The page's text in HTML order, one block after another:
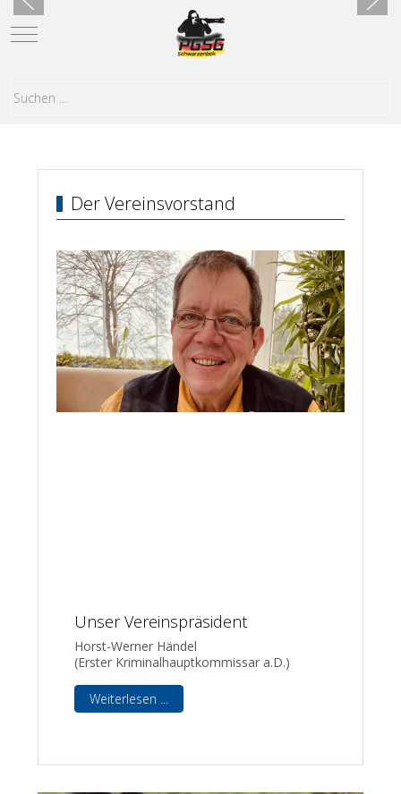
Mobile Menu Toggle
Der Vereinsvorstand
Unser Vereinspräsident
Horst-Werner Händel
(Erster Kriminalhauptkommissar a.D.)
Weiterlesen ...